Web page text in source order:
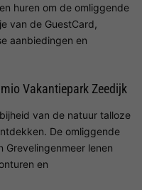
huren om de omliggende
van de GuestCard,
aanbiedingen en
Vakantiepark Zeedijk
van de natuur talloze
De omliggende
lenen
en